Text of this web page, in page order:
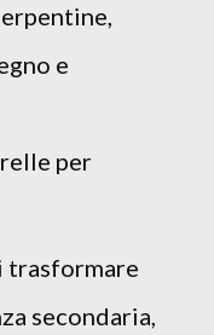
e
per
trasformare
secondaria,